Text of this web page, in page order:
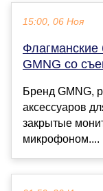
15:00, 06 Ноя
GMNG со
Бренд GMNG,
аксессуаров
закрытые
микрофоном....